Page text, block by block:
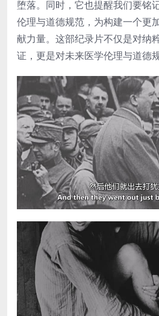
堕落。同时，它也提醒我们要铭
伦理与道德规范，为构建一个更
献力量。这部纪录片不仅是对纳
证，更是对未来医学伦理与道德